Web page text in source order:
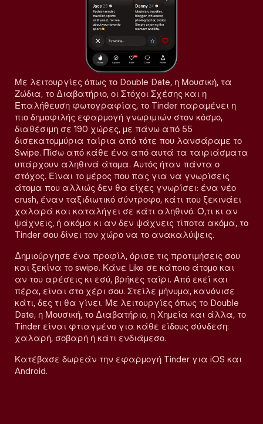
Με λειτουργίες όπως το Double Date, η Μουσική, τα
Ζώδια, το Διαβατήριο, οι Στόχοι Σχέσης και η
Επαλήθευση φωτογραφίας, το Tinder παραμένει η
πιο δημοφιλής εφαρμογή γνωριμιών στον κόσμο,
διαθέσιμη σε 190 χώρες, με πάνω από 55
δισεκατομμύρια ταίρια από τότε που λανσάραμε το
Swipe. Πίσω από κάθε ένα από αυτά τα ταιριάσματα
υπάρχουν αληθινά άτομα. Αυτός ήταν πάντα ο
στόχος. Είναι το μέρος που πας για να γνωρίσεις
άτομα που αλλιώς δεν θα είχες γνωρίσει: ένα νέο
crush, έναν ταξιδιωτικό σύντροφο, κάτι που ξεκινάει
χαλαρά και καταλήγει σε κάτι αληθινό. Ό,τι κι αν
ψάχνεις, ή ακόμα κι αν δεν ψάχνεις τίποτα ακόμα, το
Tinder σου δίνει τον χώρο να το ανακαλύψεις.
Δημιούργησε ένα προφίλ, όρισε τις προτιμήσεις σου
και ξεκίνα το swipe. Κάνε Like σε κάποιο άτομο και
αν του αρέσεις κι εσύ, βρήκες ταίρι. Από εκεί και
πέρα, είναι στο χέρι σου. Στείλε μήνυμα, κανόνισε
κάτι, δες τι θα γίνει. Με λειτουργίες όπως το Double
Date, η Μουσική, το Διαβατήριο, η Χημεία και άλλα, το
Tinder είναι φτιαγμένο για κάθε είδους σύνδεση:
χαλαρή, σοβαρή ή κάτι ενδιάμεσο.
Κατέβασε δωρεάν την εφαρμογή Tinder για iOS και
Android.